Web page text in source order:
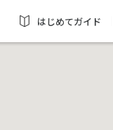
はじめてガイド